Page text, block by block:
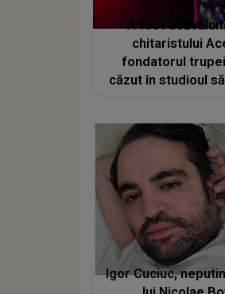
A fost
chitaristului
fondatorul
căzut în studioul
Igor Cuciuc,